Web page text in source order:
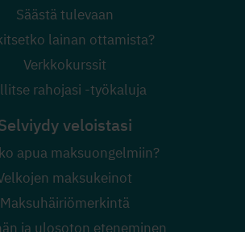
Säästä tulevaan
lainan ottamista?
Verkkokurssit
rahojasi -työkaluja
veloistasi
apua maksuongelmiin?
maksukeinot
Maksuhäiriömerkintä
ja ulosoton eteneminen